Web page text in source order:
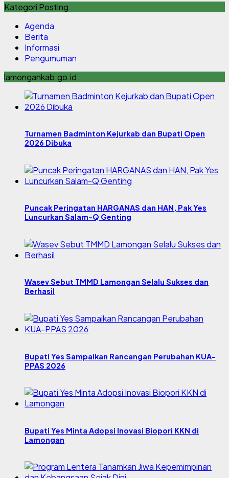
Kategori Posting
Agenda
Berita
Informasi
Pengumuman
lamongankab.go.id
Turnamen Badminton Kejurkab dan Bupati Open
2026 Dibuka
Puncak Peringatan HARGANAS dan HAN, Pak Yes
Luncurkan Salam-Q Genting
Wasev Sebut TMMD Lamongan Selalu Sukses dan
Berhasil
Bupati Yes Sampaikan Rancangan Perubahan KUA-
PPAS 2026
Bupati Yes Minta Adopsi Inovasi Biopori KKN di
Lamongan